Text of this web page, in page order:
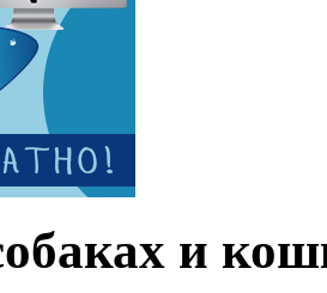
и